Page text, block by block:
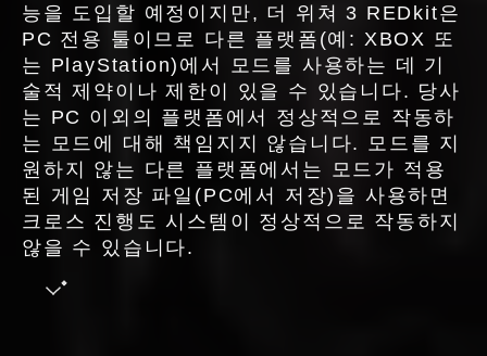
능을 도입할 예정이지만, 더 위쳐 3 REDkit은
PC 전용 툴이므로 다른 플랫폼(예: XBOX 또
는 PlayStation)에서 모드를 사용하는 데 기
술적 제약이나 제한이 있을 수 있습니다. 당사
는 PC 이외의 플랫폼에서 정상적으로 작동하
는 모드에 대해 책임지지 않습니다. 모드를 지
원하지 않는 다른 플랫폼에서는 모드가 적용
된 게임 저장 파일(PC에서 저장)을 사용하면
크로스 진행도 시스템이 정상적으로 작동하지
않을 수 있습니다.